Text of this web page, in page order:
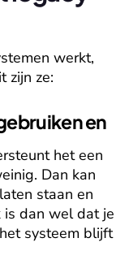
werkt,
zijn ze:
en
het een
Dan kan
staan en
is dan wel dat je
systeem blijft